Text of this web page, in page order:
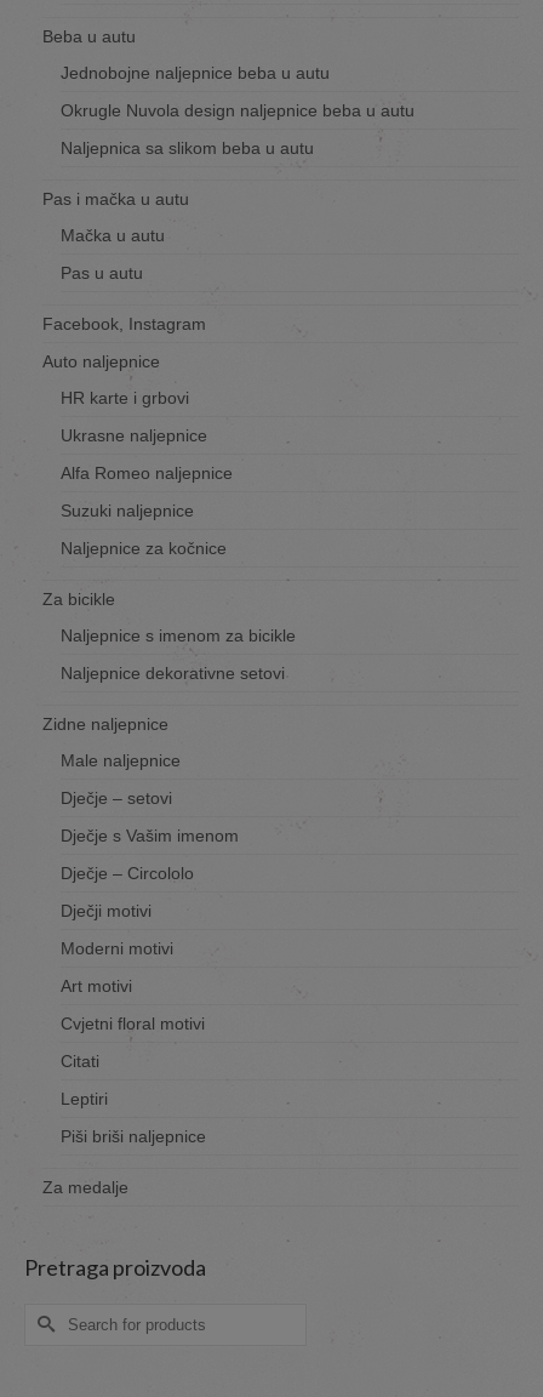
Beba u autu
Jednobojne naljepnice beba u autu
Okrugle Nuvola design naljepnice beba u autu
Naljepnica sa slikom beba u autu
Pas i mačka u autu
Mačka u autu
Pas u autu
Facebook, Instagram
Auto naljepnice
HR karte i grbovi
Ukrasne naljepnice
Alfa Romeo naljepnice
Suzuki naljepnice
Naljepnice za kočnice
Za bicikle
Naljepnice s imenom za bicikle
Naljepnice dekorativne setovi
Zidne naljepnice
Male naljepnice
Dječje – setovi
Dječje s Vašim imenom
Dječje – Circololo
Dječji motivi
Moderni motivi
Art motivi
Cvjetni floral motivi
Citati
Leptiri
Piši briši naljepnice
Za medalje
Pretraga proizvoda
Search